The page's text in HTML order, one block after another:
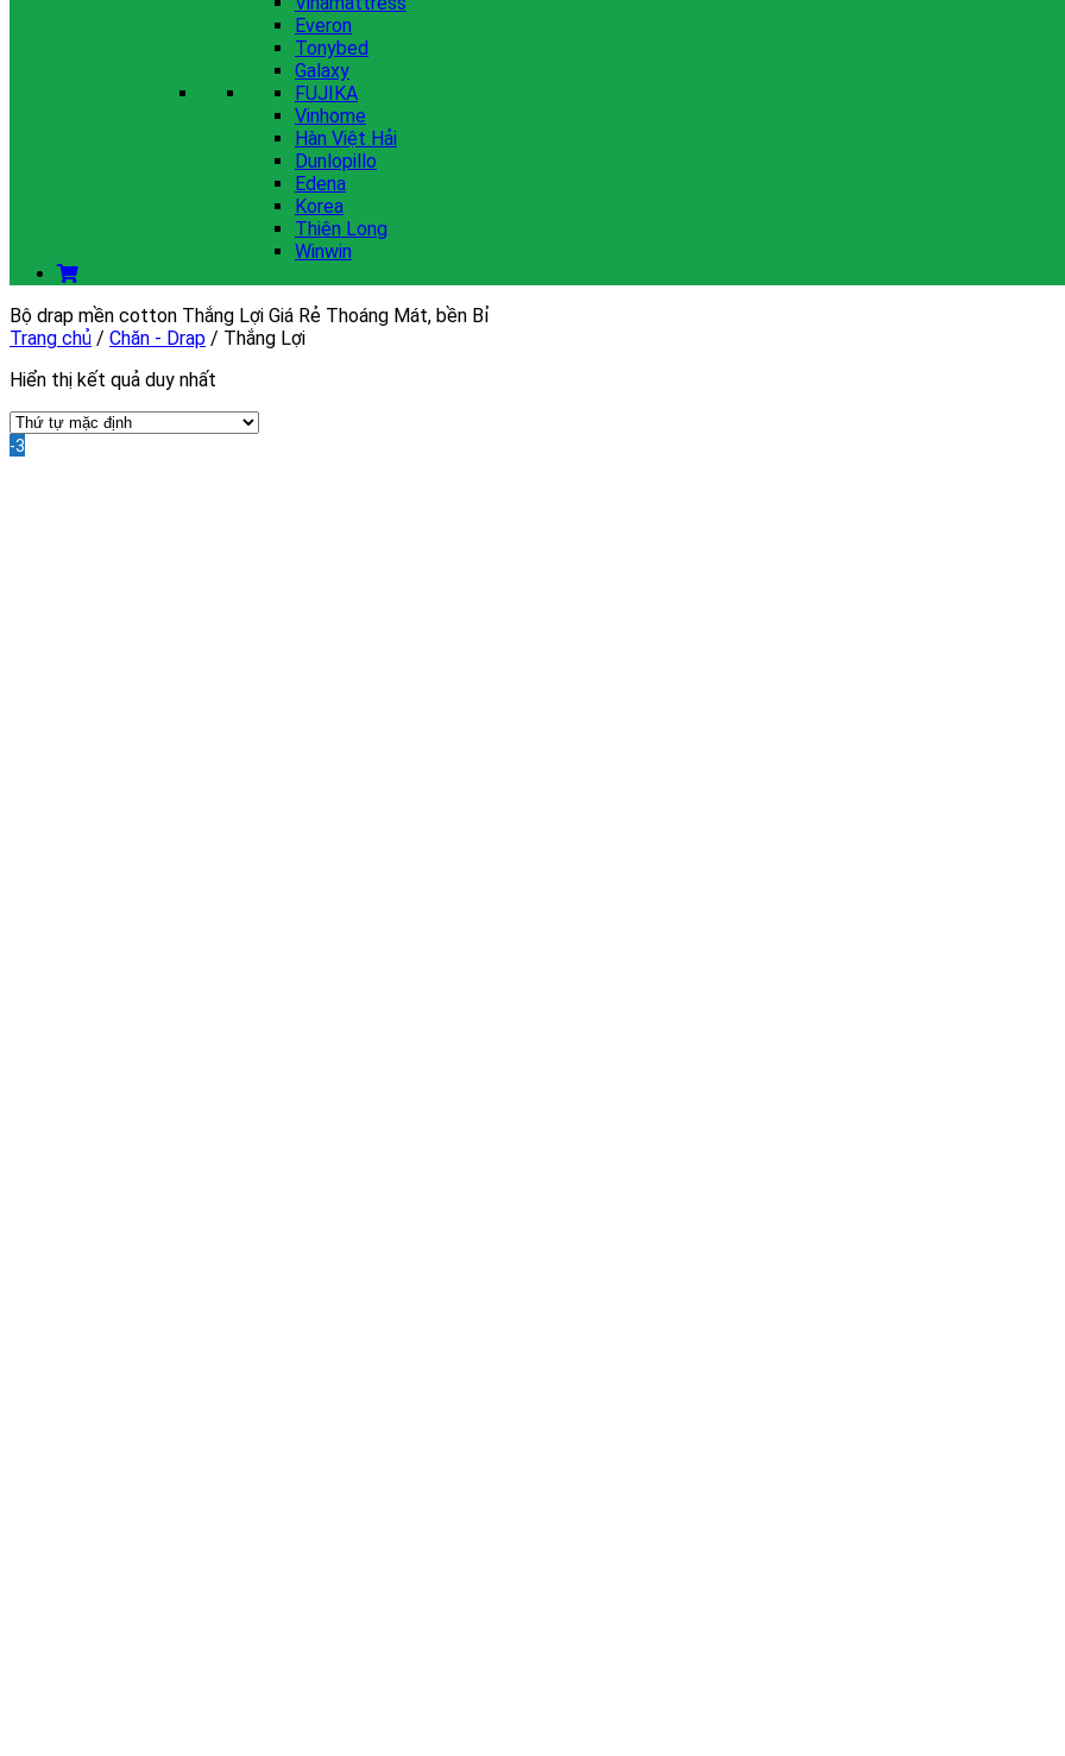
Everon
Tonybed
Galaxy
FUJIKA
Vinhome
Hàn Việt Hải
Dunlopillo
Edena
Korea
Thiên Long
Winwin
Bộ drap mền cotton Thắng Lợi Giá Rẻ Thoáng Mát, bền Bỉ
Trang chủ / Chăn - Drap / Thắng Lợi
Hiển thị kết quả duy nhất
-30%